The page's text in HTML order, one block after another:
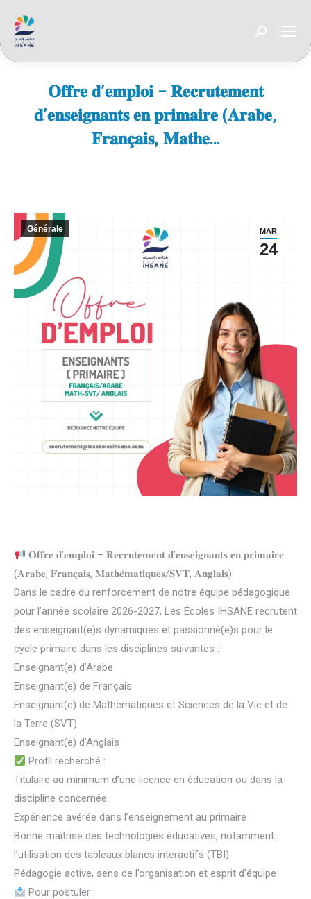
Recherche
𝐎𝐟𝐟𝐫𝐞 𝐝’𝐞𝐦𝐩𝐥𝐨𝐢 – 𝐑𝐞𝐜𝐫𝐮𝐭𝐞𝐦𝐞𝐧𝐭
𝐝’𝐞𝐧𝐬𝐞𝐢𝐠𝐧𝐚𝐧𝐭𝐬 𝐞𝐧 𝐩𝐫𝐢𝐦𝐚𝐢𝐫𝐞 (𝐀𝐫𝐚𝐛𝐞,
𝐅𝐫𝐚𝐧𝐜̧𝐚𝐢𝐬, 𝐌𝐚𝐭𝐡𝐞…
MAR
24
Générale
𝐎𝐟𝐟𝐫𝐞 𝐝’𝐞𝐦𝐩𝐥𝐨𝐢 – 𝐑𝐞𝐜𝐫𝐮𝐭𝐞𝐦𝐞𝐧𝐭 𝐝’𝐞𝐧𝐬𝐞𝐢𝐠𝐧𝐚𝐧𝐭𝐬 𝐞𝐧 𝐩𝐫𝐢𝐦𝐚𝐢𝐫𝐞
(𝐀𝐫𝐚𝐛𝐞, 𝐅𝐫𝐚𝐧𝐜̧𝐚𝐢𝐬, 𝐌𝐚𝐭𝐡𝐞́𝐦𝐚𝐭𝐢𝐪𝐮𝐞𝐬/𝐒𝐕𝐓, 𝐀𝐧𝐠𝐥𝐚𝐢𝐬).
Dans le cadre du renforcement de notre équipe pédagogique
pour l’année scolaire 2026-2027, Les Écoles IHSANE recrutent
des enseignant(e)s dynamiques et passionné(e)s pour le
cycle primaire dans les disciplines suivantes :
Enseignant(e) d’Arabe
Enseignant(e) de Français
Enseignant(e) de Mathématiques et Sciences de la Vie et de
la Terre (SVT)
Enseignant(e) d’Anglais
Profil recherché :
Titulaire au minimum d’une licence en éducation ou dans la
discipline concernée
Expérience avérée dans l’enseignement au primaire
Bonne maîtrise des technologies éducatives, notamment
l’utilisation des tableaux blancs interactifs (TBI)
Pédagogie active, sens de l’organisation et esprit d’équipe
Pour postuler :